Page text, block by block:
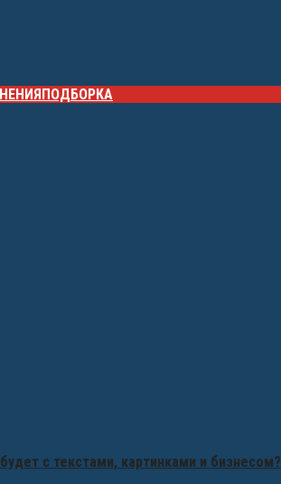
ПОДБОРКА
с текстами, картинками и бизнесом?